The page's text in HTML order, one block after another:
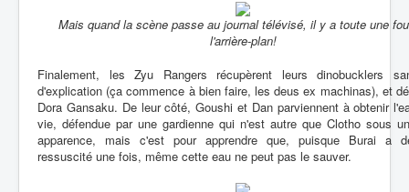
Mais quand la scène passe au journal télévisé, il y a toute une
l'arrière-plan!
Finalement, les Zyu Rangers récupèrent leurs dinobucklers
d'explication (ça commence à bien faire, les deus ex machinas), et
Dora Gansaku. De leur côté, Goushi et Dan parviennent à obtenir
vie, défendue par une gardienne qui n'est autre que Clotho sous
apparence, mais c'est pour apprendre que, puisque Burai a
ressuscité une fois, même cette eau ne peut pas le sauver.